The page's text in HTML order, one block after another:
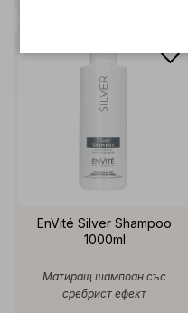
EnVité Silver Shampoo
1000ml
Матиращ шампоан със
сребрист ефект